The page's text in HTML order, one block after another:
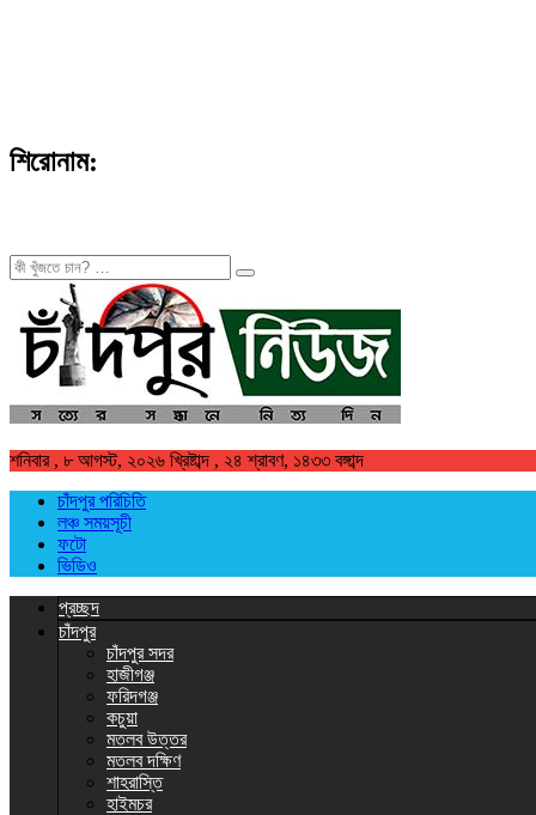
শিরোনাম:
খুজুন
শনিবার , ৮ আগস্ট, ২০২৬ খ্রিষ্টাব্দ , ২৪ শ্রাবণ, ১৪৩৩ বঙ্গাব্দ
চাঁদপুর পরিচিতি
লঞ্চ সময়সূচী
ফটো
ভিডিও
প্রচ্ছদ
চাঁদপুর
চাঁদপুর সদর
হাজীগঞ্জ
ফরিদগঞ্জ
কচুয়া
মতলব উত্তর
মতলব দক্ষিণ
শাহরাস্তি
হাইমচর